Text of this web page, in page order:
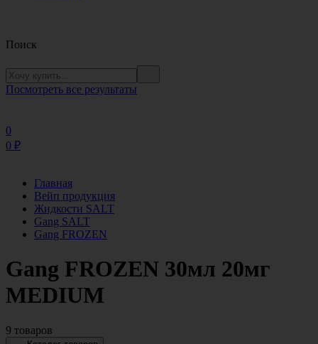
Поиск
Посмотреть все результаты
0
0 ₽
Главная
Вейп продукция
Жидкости SALT
Gang SALT
Gang FROZEN
Gang FROZEN 30мл 20мг
MEDIUM
9 товаров